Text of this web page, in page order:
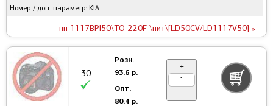
Номер / доп. параметр: KIA
пп 1117BPI50\TO-220F \пит\[LD50CV/LD1117V50] »
30
Розн.
93.6 р.
Опт.
80.4 р.
+
-